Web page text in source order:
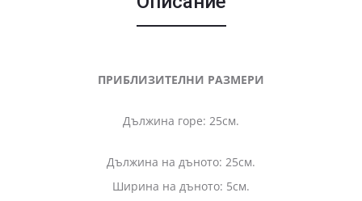
ПРИБЛИЗИТЕЛНИ РАЗМЕРИ
Дължина горе: 25см.
Дължина на дъното: 25см.
Ширина на дъното: 5см.